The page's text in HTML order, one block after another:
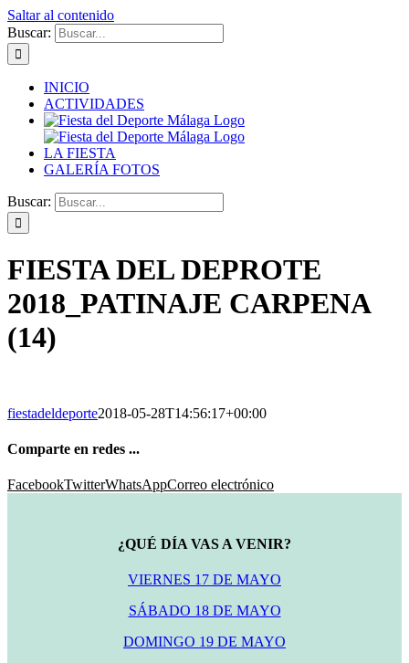
Saltar al contenido
Buscar:
INICIO
ACTIVIDADES
LA FIESTA
GALERÍA FOTOS
Buscar:
FIESTA DEL DEPROTE
2018_PATINAJE CARPENA
(14)
fiestadeldeporte2018-05-28T14:56:17+00:00
Comparte en redes ...
FacebookTwitterWhatsAppCorreo electrónico
¿QUÉ DÍA VAS A VENIR?
VIERNES 17 DE MAYO
SÁBADO 18 DE MAYO
DOMINGO 19 DE MAYO